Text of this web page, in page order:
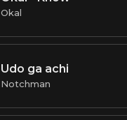
Okal
Udo ga achi
Notchman